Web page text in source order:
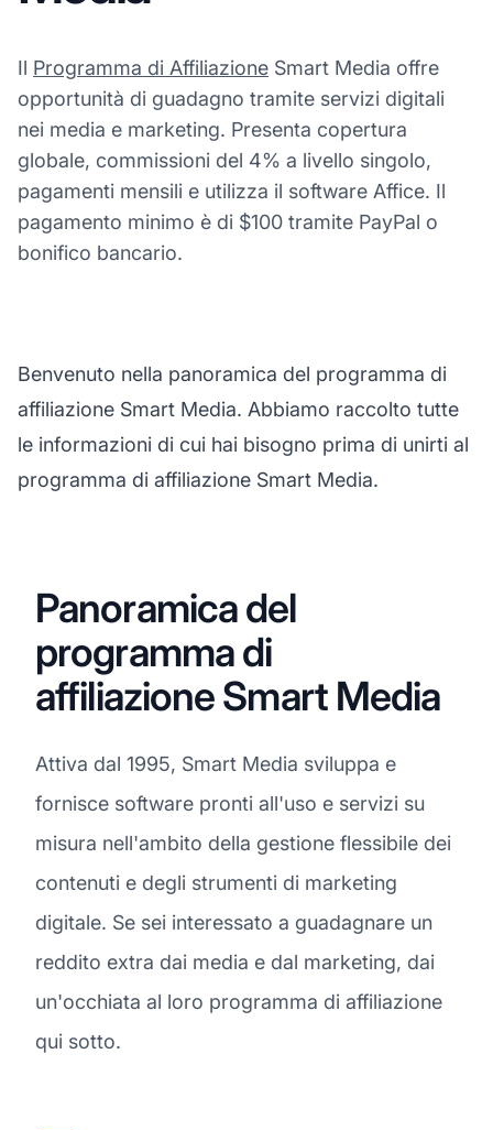
Il Programma di Affiliazione Smart Media offre
opportunità di guadagno tramite servizi digitali
nei media e marketing. Presenta copertura
globale, commissioni del 4% a livello singolo,
pagamenti mensili e utilizza il software Affice. Il
pagamento minimo è di $100 tramite PayPal o
bonifico bancario.
Benvenuto nella panoramica del programma di
affiliazione Smart Media. Abbiamo raccolto tutte
le informazioni di cui hai bisogno prima di unirti al
programma di affiliazione Smart Media.
Panoramica del
programma di
affiliazione Smart Media
Attiva dal 1995, Smart Media sviluppa e
fornisce software pronti all'uso e servizi su
misura nell'ambito della gestione flessibile dei
contenuti e degli strumenti di marketing
digitale. Se sei interessato a guadagnare un
reddito extra dai media e dal marketing, dai
un'occhiata al loro programma di affiliazione
qui sotto.